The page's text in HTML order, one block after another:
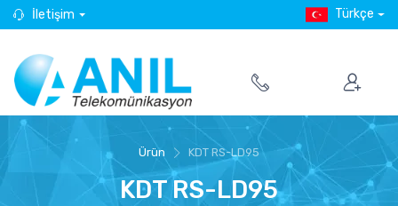
İletişim Türkçe
Ürün KDT RS-LD95
KDT RS-LD95